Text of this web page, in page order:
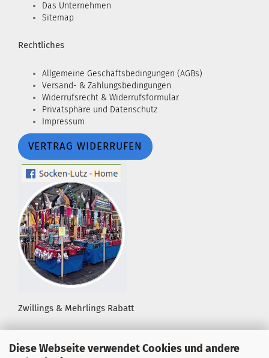
Diese Webseite verwendet Cookies und andere
Das Unternehmen
Sitemap
Rechtliches
Allgemeine Geschäftsbedingungen (AGBs)
Versand- & Zahlungsbedingungen
Widerrufsrecht & Widerrufsformular
Privatsphäre und Datenschutz
Impressum
VERTRAG WIDERRUFEN
Zwillings & Mehrlings Rabatt